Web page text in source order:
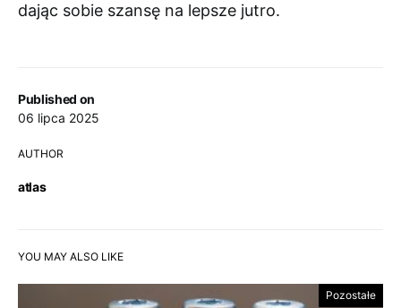
Published on
06 lipca 2025
AUTHOR
atlas
dając sobie szansę na lepsze jutro.
YOU MAY ALSO LIKE
Pozostałe